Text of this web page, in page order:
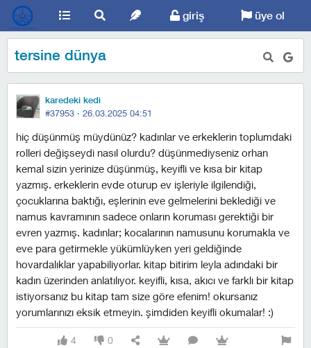
giriş üye ol
tersine dünya
karedeki kedi
#37953 · 26.03.2025 04:51
hiç düşünmüş müydünüz? kadınlar ve erkeklerin toplumdaki
rolleri değişseydi nasıl olurdu? düşünmediyseniz orhan
kemal sizin yerinize düşünmüş, keyifli ve kısa bir kitap
yazmış. erkeklerin evde oturup ev işleriyle ilgilendiği,
çocuklarına baktığı, eşlerinin eve gelmelerini beklediği ve
namus kavramının sadece onların koruması gerektiği bir
evren yazmış. kadınlar; kocalarının namusunu korumakla ve
eve para getirmekle yükümlüyken yeri geldiğinde
hovardalıklar yapabiliyorlar. kitap bitirim leyla adındaki bir
kadın üzerinden anlatılıyor. keyifli, kısa, akıcı ve farklı bir kitap
istiyorsanız bu kitap tam size göre efenim! okursanız
yorumlarınızı eksik etmeyin. şimdiden keyifli okumalar! :)
4 0